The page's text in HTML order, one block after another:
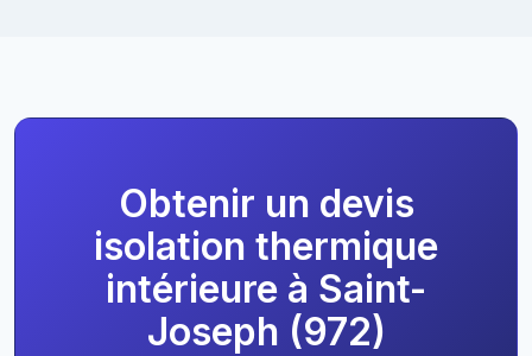
Obtenir un devis
isolation thermique
intérieure à Saint-
Joseph (972)